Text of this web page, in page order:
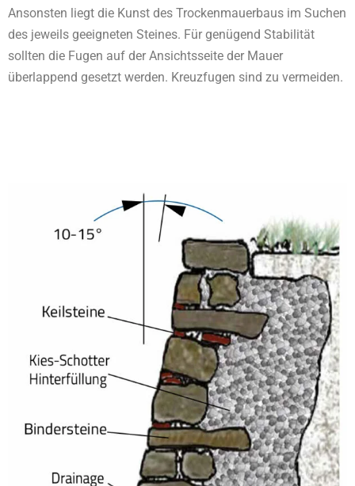
Ansonsten liegt die Kunst des Trockenmauerbaus im Suchen
des jeweils geeigneten Steines. Für genügend Stabilität
sollten die Fugen auf der Ansichtsseite der Mauer
überlappend gesetzt werden. Kreuzfugen sind zu vermeiden.